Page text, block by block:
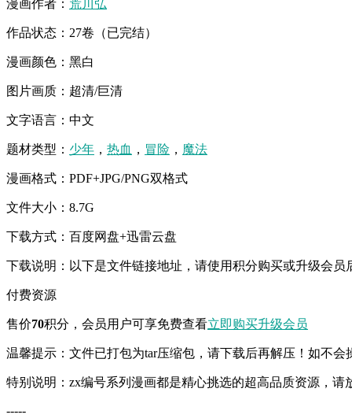
漫画作者： 荒川弘
作品状态：27卷（已完结）
漫画颜色：黑白
图片画质：超清/巨清
文字语言：中文
题材类型： 少年 ， 热血 ， 冒险 ， 魔法
漫画格式：PDF+JPG/PNG双格式
文件大小：8.7G
下载方式：百度网盘+迅雷云盘
下载说明：以下是文件链接地址，请使用积分购买或升级会员
付费资源
售价70积分 ，会员用户可享免费查看立即购买升级会员
温馨提示：文件已打包为tar压缩包，请下载后再解压！如不会
特别说明：zx编号系列漫画都是精心挑选的超高品质资源，请
-----